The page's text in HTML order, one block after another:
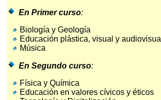
En Primer curso:
Biología y Geología
Educación plástica, visual y audiovisual
Música
En Segundo curso:
Física y Química
Educación en valores cívicos y éticos